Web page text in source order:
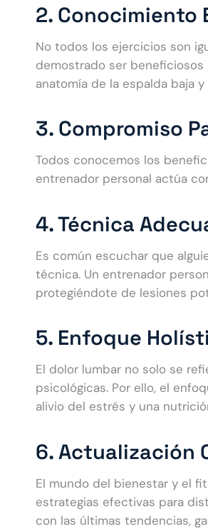
2. Conocimiento
No todos los ejercicios son
demostrado ser beneficiosos
anatomía de la espalda baja
3. Compromiso
Todos conocemos los
entrenador personal actúa
4. Técnica
Es común escuchar que
técnica. Un entrenador
protegiéndote de lesiones
5. Enfoque
El dolor lumbar no solo se
psicológicas. Por ello, el
alivio del estrés y una
6. Actualización
El mundo del bienestar y el
estrategias efectivas para
con las últimas tendencias,